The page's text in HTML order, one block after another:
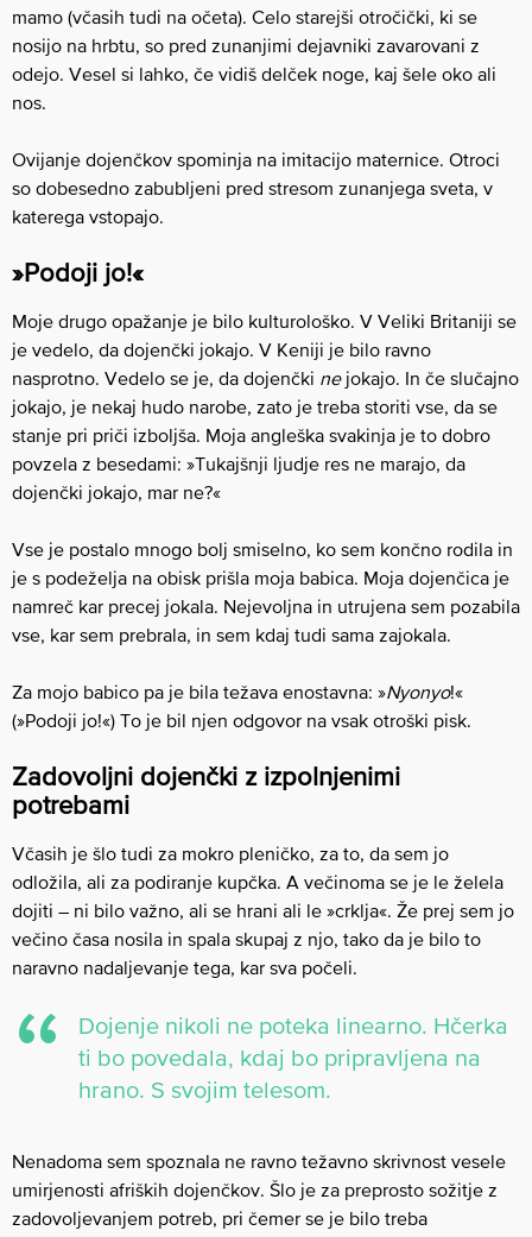
mamo (včasih tudi na očeta). Celo starejši otročički, ki se
nosijo na hrbtu, so pred zunanjimi dejavniki zavarovani z
odejo. Vesel si lahko, če vidiš delček noge, kaj šele oko ali
nos.
Ovijanje dojenčkov spominja na imitacijo maternice. Otroci
so dobesedno zabubljeni pred stresom zunanjega sveta, v
katerega vstopajo.
»Podoji jo!«
Moje drugo opažanje je bilo kulturološko. V Veliki Britaniji se
je vedelo, da dojenčki jokajo. V Keniji je bilo ravno
nasprotno. Vedelo se je, da dojenčki nejokajo. In če slučajno
jokajo, je nekaj hudo narobe, zato je treba storiti vse, da se
stanje pri priči izboljša. Moja angleška svakinja je to dobro
povzela z besedami: »Tukajšnji ljudje res ne marajo, da
dojenčki jokajo, mar ne?«
Vse je postalo mnogo bolj smiselno, ko sem končno rodila in
je s podeželja na obisk prišla moja babica. Moja dojenčica je
namreč kar precej jokala. Nejevoljna in utrujena sem pozabila
vse, kar sem prebrala, in sem kdaj tudi sama zajokala.
Za mojo babico pa je bila težava enostavna: »Nyonyo!«
(»Podoji jo!«) To je bil njen odgovor na vsak otroški pisk.
Zadovoljni dojenčki z izpolnjenimi
potrebami
Včasih je šlo tudi za mokro pleničko, za to, da sem jo
odložila, ali za podiranje kupčka. A večinoma se je le želela
dojiti – ni bilo važno, ali se hrani ali le »crklja«. Že prej sem jo
večino časa nosila in spala skupaj z njo, tako da je bilo to
naravno nadaljevanje tega, kar sva počeli.
Dojenje nikoli ne poteka linearno. Hčerka
ti bo povedala, kdaj bo pripravljena na
hrano. S svojim telesom.
Nenadoma sem spoznala ne ravno težavno skrivnost vesele
umirjenosti afriških dojenčkov. Šlo je za preprosto sožitje z
zadovoljevanjem potreb, pri čemer se je bilo treba